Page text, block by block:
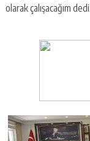
olarak çalışacağım dedi.